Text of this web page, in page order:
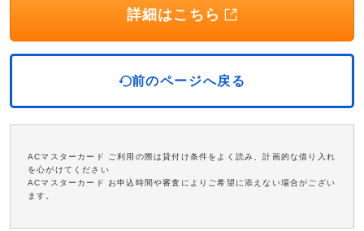
詳細はこちら
前のページへ戻る
ACマスターカード ご利用の際は貸付け条件をよく読み、計画的な借り入れ
を心がけてください
ACマスターカード お申込時間や審査によりご希望に添えない場合がござい
ます。